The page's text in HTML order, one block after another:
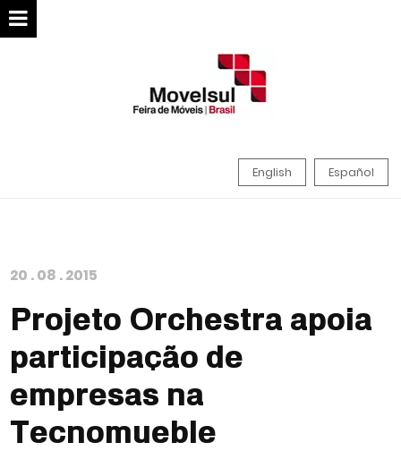
English Español
20 .08 .2015
Projeto Orchestra apoia
participação de
empresas na
Tecnomueble